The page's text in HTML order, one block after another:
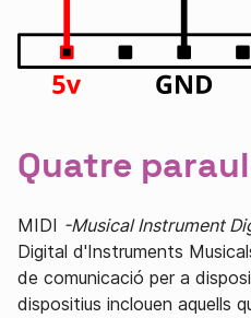
Quatre
MIDI -Musical Instrument
Digital d'Instruments
de comunicació per a
dispositius inclouen aquells